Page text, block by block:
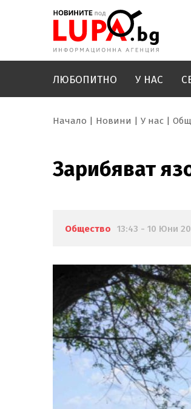
ЛЮБОПИТНО У НАС
Начало Новини У нас
Зарибяват
Общество 13:43 - 10 Юни